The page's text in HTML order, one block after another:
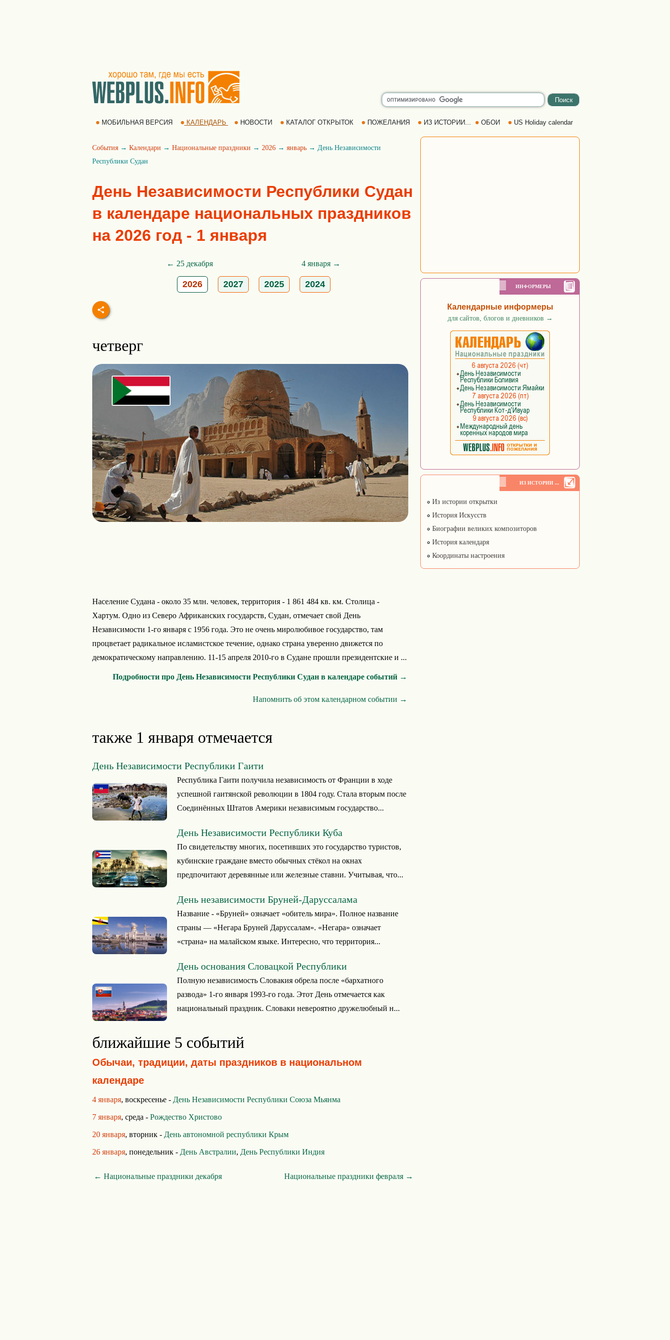
МОБИЛЬНАЯ ВЕРСИЯ КАЛЕНДАРЬ НОВОСТИ КАТАЛОГ ОТКРЫТОК ПОЖЕЛАНИЯ ИЗ ИСТОРИИ... ОБОИ US Holiday calendar
События → Календари → Национальные праздники → 2026 → январь → День Независимости
Республики Судан
День Независимости Республики Судан
в календаре национальных праздников
на 2026 год - 1 января
← 25 декабря 4 января →
2026 2027 2025 2024
четверг
Население Судана - около 35 млн. человек, территория - 1 861 484 кв. км. Столица -
Хартум. Одно из Северо Африканских государств, Судан, отмечает свой День
Независимости 1-го января с 1956 года. Это не очень миролюбивое государство, там
процветает радикальное исламистское течение, однако страна уверенно движется по
демократическому направлению. 11-15 апреля 2010-го в Судане прошли президентские и ...
Подробности про День Независимости Республики Судан в календаре событий →
Напомнить об этом календарном событии →
также 1 января отмечается
День Независимости Республики Гаити
Республика Гаити получила независимость от Франции в ходе
успешной гаитянской революции в 1804 году. Стала вторым после
Соединённых Штатов Америки независимым государство...
День Независимости Республики Куба
По свидетельству многих, посетивших это государство туристов,
кубинские граждане вместо обычных стёкол на окнах
предпочитают деревянные или железные ставни. Учитывая, что...
День независимости Бруней-Даруссалама
Название - «Бруней» означает «обитель мира». Полное название
страны — «Негара Бруней Даруссалам». «Негара» означает
«страна» на малайском языке. Интересно, что территория...
День основания Словацкой Республики
Полную независимость Словакия обрела после «бархатного
развода» 1-го января 1993-го года. Этот День отмечается как
национальный праздник. Словаки невероятно дружелюбный н...
ближайшие 5 событий
Обычаи, традиции, даты праздников в национальном
календаре
4 января, воскресенье - День Независимости Республики Союза Мьянма
7 января, среда - Рождество Христово
20 января, вторник - День автономной республики Крым
26 января, понедельник - День Австралии, День Республики Индия
← Национальные праздники декабря Национальные праздники февраля →
ИНФОРМЕРЫ
Календарные информеры
для сайтов, блогов и дневников →
ИЗ ИСТОРИИ ...
Из истории открытки
История Искусств
Биографии великих композиторов
История календаря
Координаты настроения